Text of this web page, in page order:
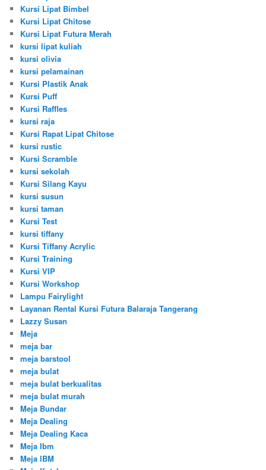
Kursi Lipat Bimbel
Kursi Lipat Chitose
Kursi Lipat Futura Merah
kursi lipat kuliah
kursi olivia
kursi pelamainan
Kursi Plastik Anak
Kursi Puff
Kursi Raffles
kursi raja
Kursi Rapat Lipat Chitose
kursi rustic
Kursi Scramble
kursi sekolah
Kursi Silang Kayu
kursi susun
kursi taman
Kursi Test
kursi tiffany
Kursi Tiffany Acrylic
Kursi Training
Kursi VIP
Kursi Workshop
Lampu Fairylight
Layanan Rental Kursi Futura Balaraja Tangerang
Lazzy Susan
Meja
meja bar
meja barstool
meja bulat
meja bulat berkualitas
meja bulat murah
Meja Bundar
Meja Dealing
Meja Dealing Kaca
Meja Ibm
Meja IBM